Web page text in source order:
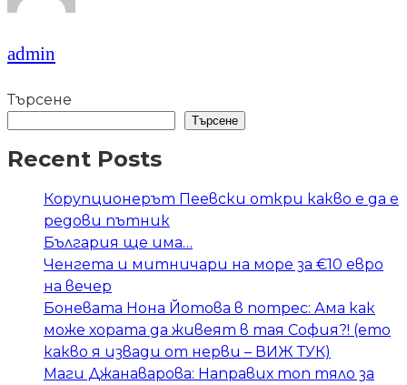
admin
Търсене
Търсене
Recent Posts
Корупционерът Пеевски откри какво е да е
редови пътник
България ще има…
Ченгета и митничари на море за €10 евро
на вечер
Боневата Нона Йотова в потрес: Ама как
може хората да живеят в тая София?! (ето
какво я извади от нерви – ВИЖ ТУК)
Маги Джанаварова: Направих топ тяло за